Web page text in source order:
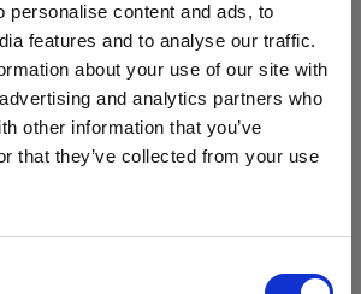
personalise content and ads, to
features and to analyse our traffic.
about your use of our site with
and analytics partners who
other information that you’ve
that they’ve collected from your use
域を変更しますか？
のロゴ、および関連するすべて
品名、サービス名、デザイン、
社、当社の 関連会社 またはライ
標です。当社の書面による事前